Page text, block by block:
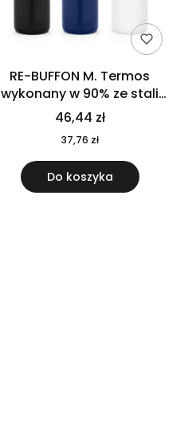
RE-BUFFON M. Termos
wykonany w 90% ze stali
nierdzewnej pochodzącej z
recyklingu 520 ml 94294
46,44 zł
37,76 zł
Do koszyka